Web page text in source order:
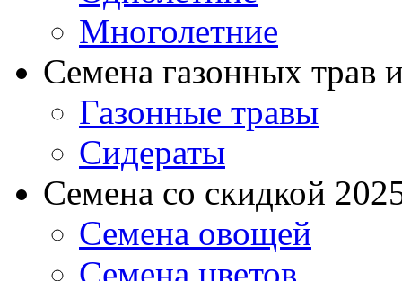
Многолетние
Семена газонных трав
Газонные травы
Сидераты
Семена со скидкой
Семена овощей